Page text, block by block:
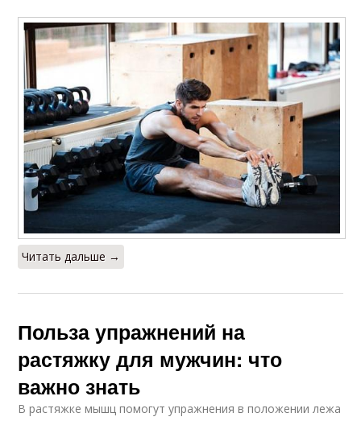
Читать дальше →
Польза упражнений на
растяжку для мужчин: что
важно знать
В растяжке мышц помогут упражнения в положении лежа